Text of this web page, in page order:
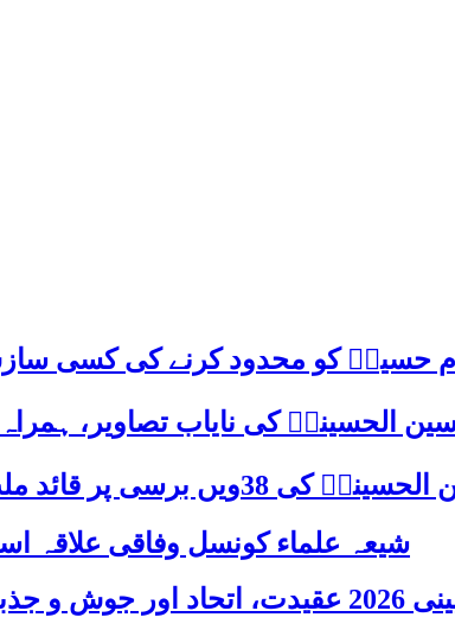
حسینؑ کو محدود کرنے کی کسی
الحسینیؒ کی نایاب تصاویر،
علامہ ساجد علی نقوی کا اہم پیغام
شیعہ علماء کونسل وفاقی علاقہ
میں شریک